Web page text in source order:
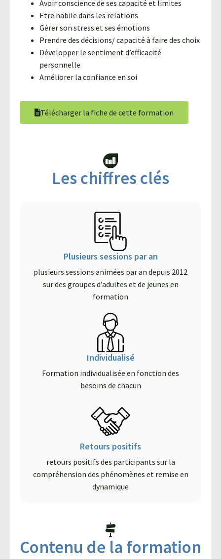
Avoir conscience de ses capacité et limites
Etre habile dans les relations
Gérer son stress et ses émotions
Prendre des décisions/ capacité à faire des choix
Développer le sentiment d’efficacité
personnelle
Améliorer la confiance en soi
Télécharger la fiche de cette formation
Les chiffres clés​
Plusieurs sessions par an
plusieurs sessions animées par an depuis 2012
sur des groupes d’adultes et de jeunes en
formation
Individualisé
Formation individualisée en fonction des
besoins de chacun
Retours positifs
retours positifs des participants sur la
compréhension des phénomènes et remise en
dynamique
Contenu de la formation